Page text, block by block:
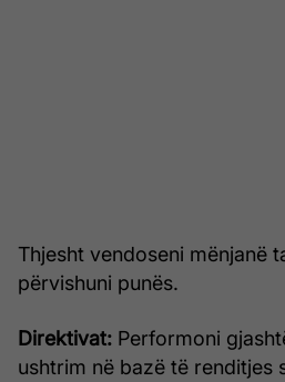
Thjesht vendoseni mënjanë
përvishuni punës.
Direktivat: Performoni
ushtrim në bazë të renditjes